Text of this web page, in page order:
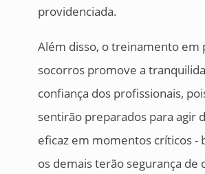
providenciada.
Além disso, o treinamento em
socorros promove a
confiança dos profissionais,
sentirão preparados para agir
eficaz em momentos críticos -
os demais terão segurança de